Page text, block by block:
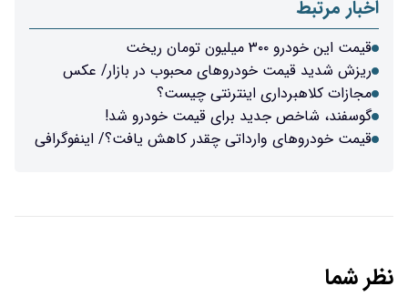
اخبار مرتبط
قیمت این خودرو ۳۰۰ میلیون تومان ریخت
ریزش شدید قیمت خودروهای محبوب در بازار/ عکس
مجازات کلاهبرداری اینترنتی چیست؟
گوسفند، شاخص جدید برای قیمت خودرو شد!
قیمت‌ خودروهای وارداتی‌ چقدر کاهش یافت؟/ اینفوگرافی
نظر شما